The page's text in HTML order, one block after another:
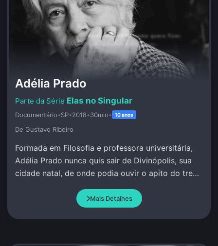
Adélia Prado
Elas no Singular
Documentário•SP•2018•30min• 10 anos
De Gustavo Ribeiro
Formada em Filosofia e professora universitária,
Adélia Prado nunca quis sair de Divinópolis, sua
cidade natal, de onde podia ouvir o apito do trem
Mais Detalhes